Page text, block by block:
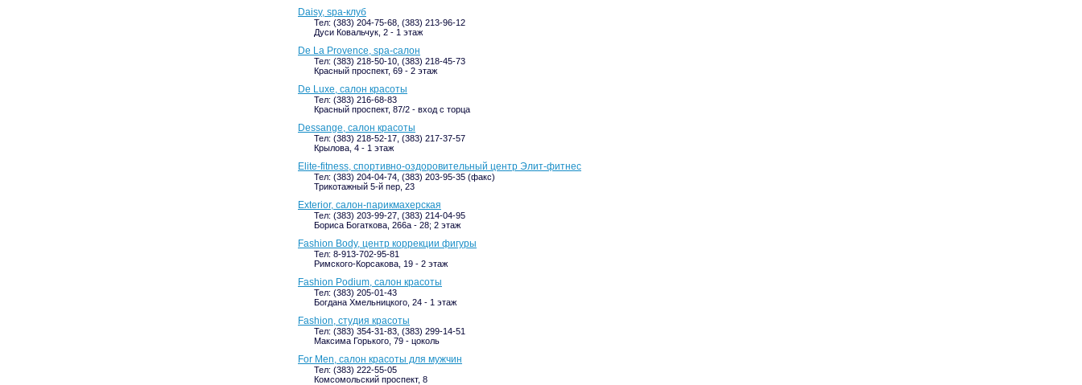
Daisy, spa-клуб
Тел: (383) 204-75-68, (383) 213-96-12
Дуси Ковальчук, 2 - 1 этаж
De La Provence, spa-салон
Тел: (383) 218-50-10, (383) 218-45-73
Красный проспект, 69 - 2 этаж
De Luxe, салон красоты
Тел: (383) 216-68-83
Красный проспект, 87/2 - вход с торца
Dessange, салон красоты
Тел: (383) 218-52-17, (383) 217-37-57
Крылова, 4 - 1 этаж
Elite-fitness, спортивно-оздоровительный центр Элит-фитнес
Тел: (383) 204-04-74, (383) 203-95-35 (факс)
Трикотажный 5-й пер, 23
Exterior, салон-парикмахерская
Тел: (383) 203-99-27, (383) 214-04-95
Бориса Богаткова, 266а - 28; 2 этаж
Fashion Body, центр коррекции фигуры
Тел: 8-913-702-95-81
Римского-Корсакова, 19 - 2 этаж
Fashion Podium, салон красоты
Тел: (383) 205-01-43
Богдана Хмельницкого, 24 - 1 этаж
Fashion, студия красоты
Тел: (383) 354-31-83, (383) 299-14-51
Максима Горького, 79 - цоколь
For Men, салон красоты для мужчин
Тел: (383) 222-55-05
Комсомольский проспект, 8